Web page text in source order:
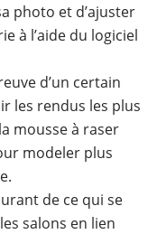
photo et d’ajuster
à l’aide du logiciel
d’un certain
les rendus les plus
mousse à raser
modeler plus
de ce qui se
salons en lien